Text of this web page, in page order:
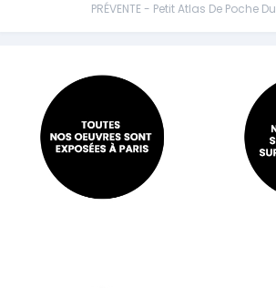
PRÉVENTE - Petit Atlas De Poche